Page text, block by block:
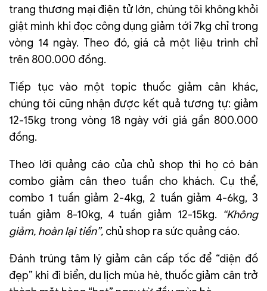
trang thương mại điện tử lớn, chúng tôi không khỏi
giật mình khi đọc công dụng giảm tới 7kg chỉ trong
vòng 14 ngày. Theo đó, giá cả một liệu trình chỉ
trên 800.000 đồng.
Tiếp tục vào một topic thuốc giảm cân khác,
chúng tôi cũng nhận được kết quả tương tự: giảm
12-15kg trong vòng 18 ngày với giá gần 800.000
đồng.
Theo lời quảng cáo của chủ shop thì họ có bán
combo giảm cân theo tuần cho khách. Cụ thể,
combo 1 tuần giảm 2-4kg, 2 tuần giảm 4-6kg, 3
tuần giảm 8-10kg, 4 tuần giảm 12-15kg. “Không
giảm, hoàn lại tiền”, chủ shop ra sức quảng cáo.
Đánh trúng tâm lý giảm cân cấp tốc để “diện đồ
đẹp” khi đi biển, du lịch mùa hè, thuốc giảm cân trở